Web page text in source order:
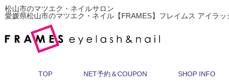
松山市のマツエク・ネイルサロン
愛媛県松山市のマツエク・ネイル【FRAMES】フレイムス アイラッ
TOP NET予約＆COUPON SHOP INFO